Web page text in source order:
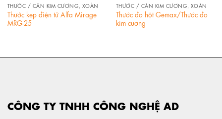
THƯỚC / CÂN KIM CƯƠNG, XOÀN
Thước kẹp điện tử Alfa Mirage
MRG-25
THƯỚC / CÂN KIM CƯƠNG, XOÀN
Thước đo hột Gemax/Thước đo
kim cương
CÔNG TY TNHH CÔNG NGHỆ AD